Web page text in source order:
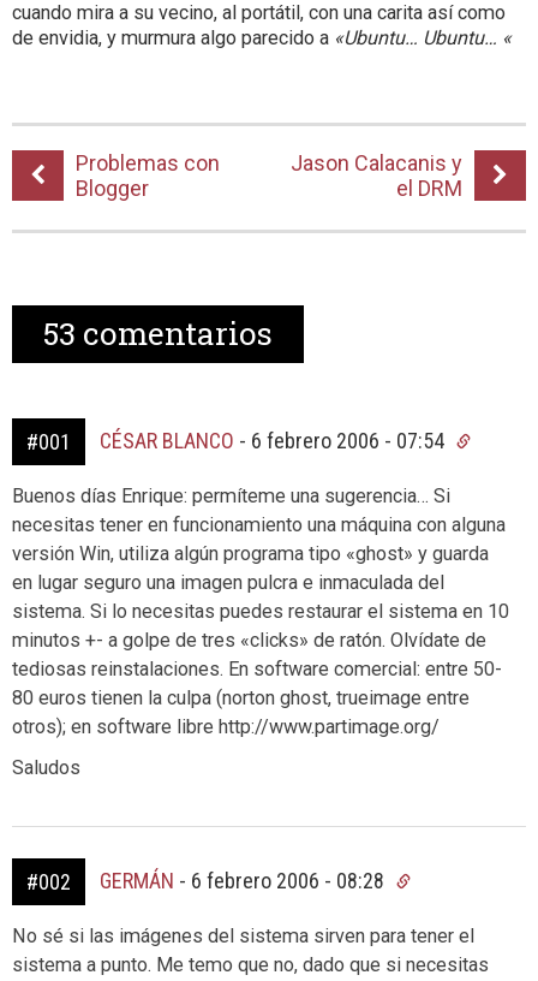
cuando mira a su vecino, al portátil, con una carita así como
de envidia, y murmura algo parecido a «Ubuntu… Ubuntu… «
Problemas con
Blogger
Jason Calacanis y
el DRM
53 comentarios
#001 CÉSAR BLANCO - 6 febrero 2006 - 07:54
Buenos días Enrique: permíteme una sugerencia… Si
necesitas tener en funcionamiento una máquina con alguna
versión Win, utiliza algún programa tipo «ghost» y guarda
en lugar seguro una imagen pulcra e inmaculada del
sistema. Si lo necesitas puedes restaurar el sistema en 10
minutos +- a golpe de tres «clicks» de ratón. Olvídate de
tediosas reinstalaciones. En software comercial: entre 50-
80 euros tienen la culpa (norton ghost, trueimage entre
otros); en software libre http://www.partimage.org/
Saludos
#002 GERMÁN - 6 febrero 2006 - 08:28
No sé si las imágenes del sistema sirven para tener el
sistema a punto. Me temo que no, dado que si necesitas